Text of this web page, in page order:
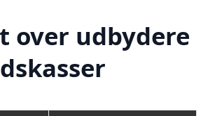
over udbydere